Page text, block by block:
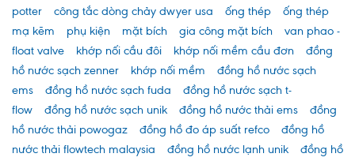
potter
công tắc dòng chảy dwyer usa ống thép
ống thép
mạ kẽm
phụ kiện mặt bích gia công mặt bích
van phao -
float valve
khớp nối cầu đôi khớp nối mềm cầu đơn
đồng
hồ nước sạch zenner
khớp nối mềm
đồng hồ nước sạch
ems
đồng hồ nước sạch fuda
đồng hồ nước sạch t-
flow
đồng hồ nước sạch unik đồng hồ nước thải ems
đồng
hồ nước thải powogaz
đồng hồ đo áp suất refco
đồng hồ
nước thải flowtech malaysia
đồng hồ nước lạnh unik
đồng hồ